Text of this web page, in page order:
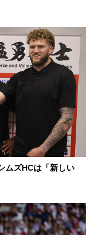
ムズHCは「新しい